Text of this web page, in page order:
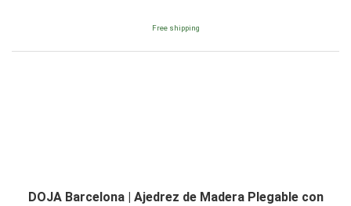
Free shipping
DOJA Barcelona | Ajedrez de Madera Plegable con